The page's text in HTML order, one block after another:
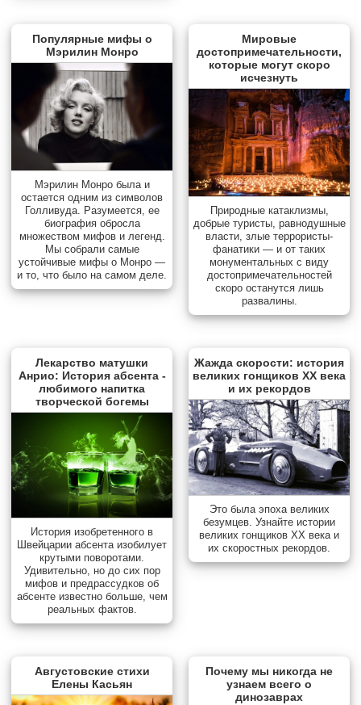
Популярные мифы о
Мэрилин Монро
Мэрилин Монро была и
остается одним из символов
Голливуда. Разумеется, ее
биография обросла
множеством мифов и легенд.
Мы собрали самые
устойчивые мифы о Монро —
и то, что было на самом деле.
Мировые
достопримечательности,
которые могут скоро
исчезнуть
Природные катаклизмы,
добрые туристы, равнодушные
власти, злые террористы-
фанатики — и от таких
монументальных с виду
достопримечательностей
скоро останутся лишь
развалины.
Лекарство матушки
Анрио: История абсента -
любимого напитка
творческой богемы
История изобретенного в
Швейцарии абсента изобилует
крутыми поворотами.
Удивительно, но до сих пор
мифов и предрассудков об
абсенте известно больше, чем
реальных фактов.
Жажда скорости: история
великих гонщиков XX века
и их рекордов
Это была эпоха великих
безумцев. Узнайте истории
великих гонщиков XX века и
их скоростных рекордов.
Августовские стихи
Елены Касьян
Почему мы никогда не
узнаем всего о
динозаврах